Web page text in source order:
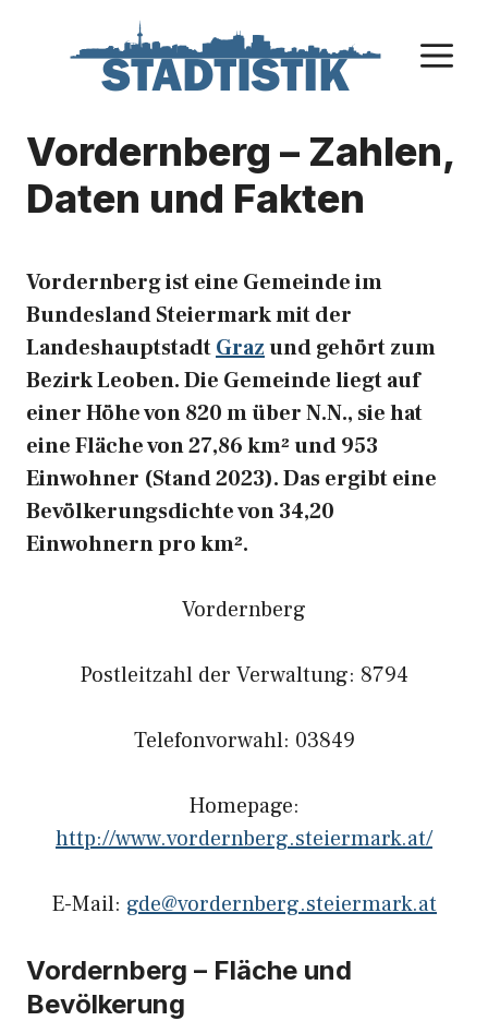
Vordernberg – Zahlen,
Daten und Fakten
Vordernberg ist eine Gemeinde im
Bundesland Steiermark mit der
LandeshauptstadtGrazund gehört zum
Bezirk Leoben. Die Gemeinde liegt auf
einer Höhe von 820 m über N.N., sie hat
eine Fläche von 27,86 km² und 953
Einwohner (Stand 2023). Das ergibt eine
Bevölkerungsdichte von 34,20
Einwohnern pro km².
Vordernberg
Postleitzahl der Verwaltung: 8794
Telefonvorwahl: 03849
Homepage:
http://www.vordernberg.steiermark.at/
E-Mail: gde@vordernberg.steiermark.at
Vordernberg – Fläche und
Bevölkerung